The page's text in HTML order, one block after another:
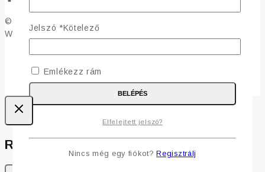
© 2019 - 2026 Fülönfüggő - Csillogás a ragyogásodhoz -
WordPress Theme byAvanam
Jelszó *Kötelező
Emlékezz rám
BELÉPÉS
Elfelejtett jelszó?
Nincs még egy fiókot? Regisztrálj
Review Cart